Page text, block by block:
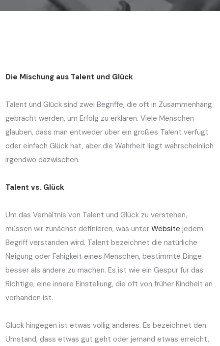
Die Mischung aus Talent und Glück
Talent und Glück sind zwei Begriffe, die oft in Zusammenhang
gebracht werden, um Erfolg zu erklären. Viele Menschen
glauben, dass man entweder über ein großes Talent verfügt
oder einfach Glück hat, aber die Wahrheit liegt wahrscheinlich
irgendwo dazwischen.
Talent vs. Glück
Um das Verhältnis von Talent und Glück zu verstehen,
müssen wir zunächst definieren, was unterWebsite jedem
Begriff verstanden wird. Talent bezeichnet die natürliche
Neigung oder Fähigkeit eines Menschen, bestimmte Dinge
besser als andere zu machen. Es ist wie ein Gespür für das
Richtige, eine innere Einstellung, die oft von früher Kindheit an
vorhanden ist.
Glück hingegen ist etwas völlig anderes. Es bezeichnet den
Umstand, dass etwas gut geht oder jemand etwas erreicht,